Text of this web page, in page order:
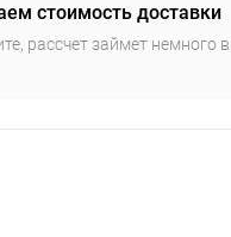
стоимость доставки
рассчет займет немного